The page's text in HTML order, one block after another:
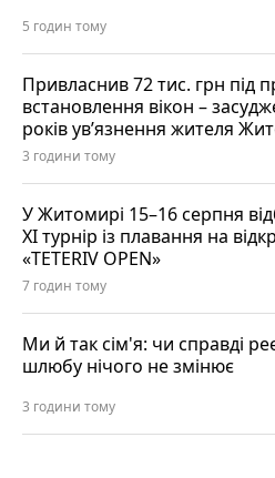
5 годин тому
Привласнив 72 тис. грн під
встановлення вікон –
років ув’язнення жителя
3 години тому
У Житомирі 15–16 серпня
XI турнір із плавання на
«TETERIV OPEN»
7 годин тому
Ми й так сім'я: чи справді
шлюбу нічого не змінює
3 години тому